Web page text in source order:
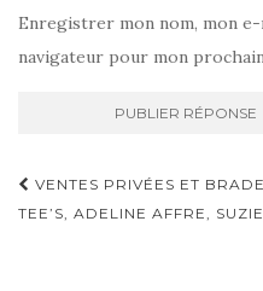
Enregistrer mon nom, mon
navigateur pour mon
Navigation
d'article
VENTES PRIVÉES ET
TEE’S, ADELINE AFFRE,